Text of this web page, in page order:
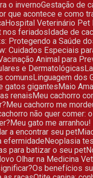
o inverno Gestação de
que acontece e como
Hospital Veterinário
nos feriados Idade de
Protegendo a Saúde
Cuidados Especiais
Animal para
e Dermatológicas
comuns Linguagem
gatos gigantes
Maio
renais
Meu cachorro
Meu cachorro me
cachorro não quer comer:
Meu gato me
a encontrar seu pet
efermidade
Neoplasia
para batizar o seu pet
Olhar na Medicina
Os benefícios